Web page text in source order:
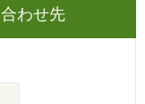
わせ先